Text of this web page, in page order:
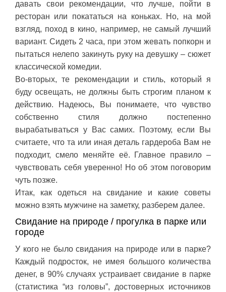
давать свои рекомендации, что лучше, пойти в
ресторан или покататься на коньках. Но, на мой
взгляд, поход в кино, например, не самый лучший
вариант. Сидеть 2 часа, при этом жевать попкорн и
пытаться нелепо закинуть руку на девушку – сюжет
классической комедии.
Во-вторых, те рекомендации и стиль, который я
буду освещать, не должны быть строгим планом к
действию. Надеюсь, Вы понимаете, что чувство
собственно стиля должно постепенно
вырабатываться у Вас самих. Поэтому, если Вы
считаете, что та или иная деталь гардероба Вам не
подходит, смело меняйте её. Главное правило –
чувствовать себя уверенно! Но об этом поговорим
чуть позже.
Итак, как одеться на свидание и какие советы
можно взять мужчине на заметку, разберем далее.
Свидание на природе / прогулка в парке или
городе
У кого не было свидания на природе или в парке?
Каждый подросток, не имея большого количества
денег, в 90% случаях устраивает свидание в парке
(статистика “из головы”, достоверных источников